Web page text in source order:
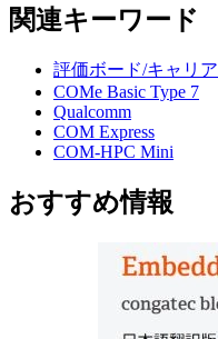
関連キーワード
評価ボード/キャリ
COMe Basic Type 7
Qualcomm
COM Express
COM-HPC Mini
おすすめ情報